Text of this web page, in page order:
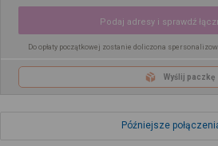
Podaj adresy i sprawdź
Do opłaty początkowej zostanie doliczona
Wyślij paczkę
Późniejsze